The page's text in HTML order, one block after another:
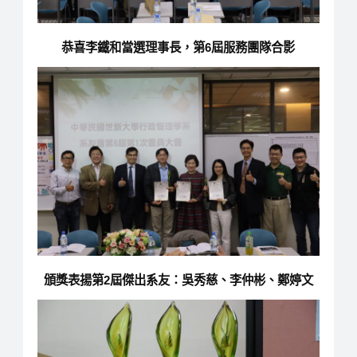
恭喜李鐵和當選理事長，第6屆服務團隊合影
頒獎表揚第2屆傑出系友：吳秀慈、李仲彬、鄭婷文